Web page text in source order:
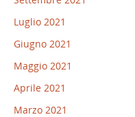
Luglio 2021
Giugno 2021
Maggio 2021
Aprile 2021
Marzo 2021